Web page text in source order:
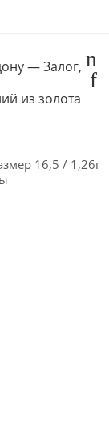
16,5 / 1,26г